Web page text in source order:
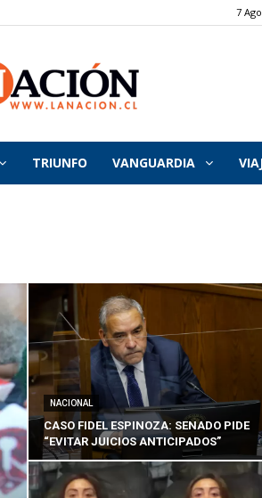
7
La
Nación
TRIUNFO VANGUARDIA
NACIONAL
CASO FIDEL ESPINOZA: SENADO PIDE
“EVITAR JUICIOS ANTICIPADOS”